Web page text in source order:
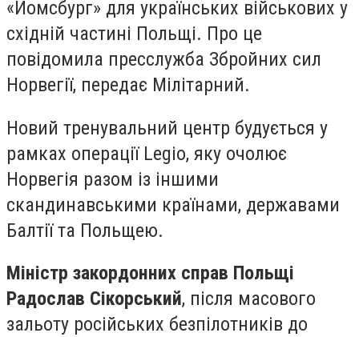
«Йомсбург» для українських військових у
східній частині Польщі. Про це
повідомила пресслужба Збройних сил
Норвегії, передає Мілітарний.
Новий тренувальний центр будується у
рамках операції Legio, яку очолює
Норвегія разом із іншими
скандинавськими країнами, державами
Балтії та Польщею.
Міністр закордонних справ Польщі
Радослав Сікорський, після масового
зальоту російських безпілотників до